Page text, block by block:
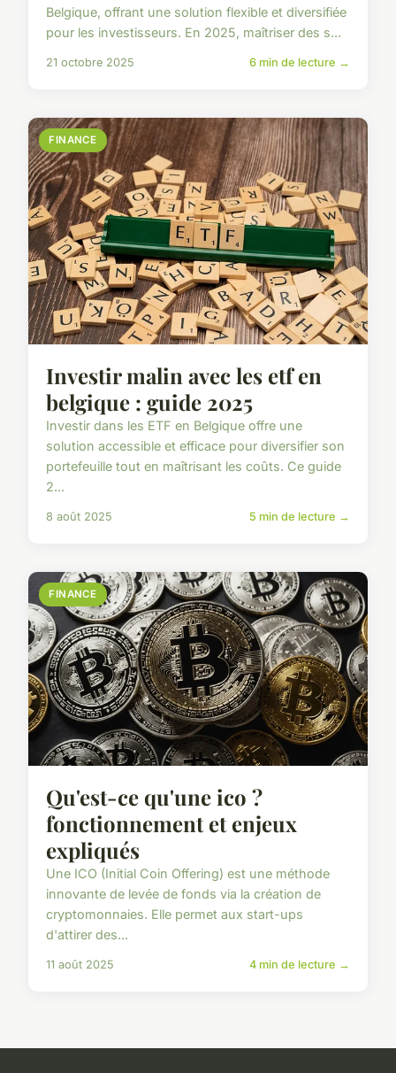
Belgique, offrant une solution flexible et diversifiée
pour les investisseurs. En 2025, maîtriser des s...
21 octobre 2025 6 min de lecture →
FINANCE
Investir malin avec les etf en
belgique : guide 2025
Investir dans les ETF en Belgique offre une
solution accessible et efficace pour diversifier son
portefeuille tout en maîtrisant les coûts. Ce guide
2...
8 août 2025 5 min de lecture →
FINANCE
Qu'est-ce qu'une ico ?
fonctionnement et enjeux
expliqués
Une ICO (Initial Coin Offering) est une méthode
innovante de levée de fonds via la création de
cryptomonnaies. Elle permet aux start-ups
d'attirer des...
11 août 2025 4 min de lecture →